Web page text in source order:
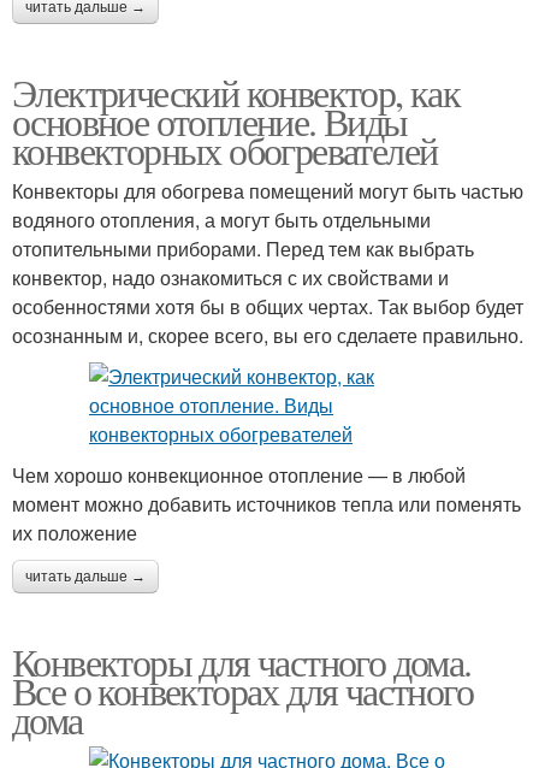
читать дальше →
Электрический конвектор, как
основное отопление. Виды
конвекторных обогревателей
Конвекторы для обогрева помещений могут быть частью
водяного отопления, а могут быть отдельными
отопительными приборами. Перед тем как выбрать
конвектор, надо ознакомиться с их свойствами и
особенностями хотя бы в общих чертах. Так выбор будет
осознанным и, скорее всего, вы его сделаете правильно.
Чем хорошо конвекционное отопление — в любой
момент можно добавить источников тепла или поменять
их положение
читать дальше →
Конвекторы для частного дома.
Все о конвекторах для частного
дома